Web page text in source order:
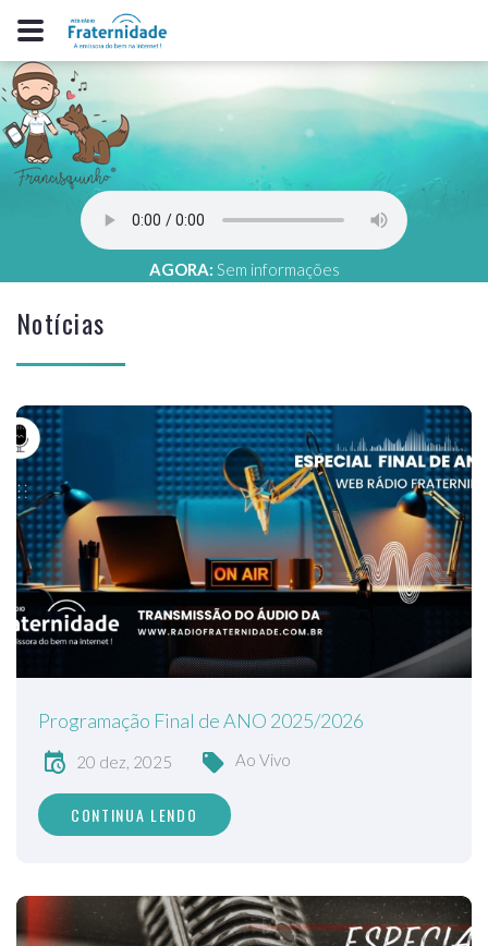
AGORA: Sem informações
Notícias
Programação Final de ANO 2025/2026
20 dez, 2025 Ao Vivo
CONTINUA LENDO